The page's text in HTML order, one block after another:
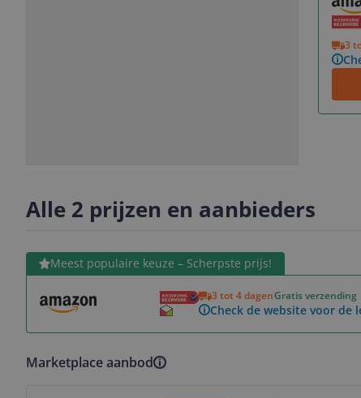
3
Alle 2 prijzen en aanbieders
Meest populaire keuze – Scherpste prijs!
3 tot 4 dagenGratis verzending
Check de website voor de
Bekijk product
Marketplace aanbod